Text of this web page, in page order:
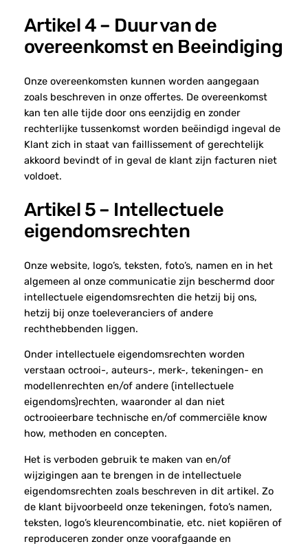
Artikel 4 – Duur van de
overeenkomst en Beeindiging
Onze overeenkomsten kunnen worden aangegaan
zoals beschreven in onze offertes. De overeenkomst
kan ten alle tijde door ons eenzijdig en zonder
rechterlijke tussenkomst worden beëindigd ingeval de
Klant zich in staat van faillissement of gerechtelijk
akkoord bevindt of in geval de klant zijn facturen niet
voldoet.
Artikel 5 – Intellectuele
eigendomsrechten
Onze website, logo’s, teksten, foto’s, namen en in het
algemeen al onze communicatie zijn beschermd door
intellectuele eigendomsrechten die hetzij bij ons,
hetzij bij onze toeleveranciers of andere
rechthebbenden liggen.
Onder intellectuele eigendomsrechten worden
verstaan octrooi-, auteurs-, merk-, tekeningen- en
modellenrechten en/of andere (intellectuele
eigendoms)rechten, waaronder al dan niet
octrooieerbare technische en/of commerciële know
how, methoden en concepten.
Het is verboden gebruik te maken van en/of
wijzigingen aan te brengen in de intellectuele
eigendomsrechten zoals beschreven in dit artikel. Zo
de klant bijvoorbeeld onze tekeningen, foto’s namen,
teksten, logo’s kleurencombinatie, etc. niet kopiëren of
reproduceren zonder onze voorafgaande en